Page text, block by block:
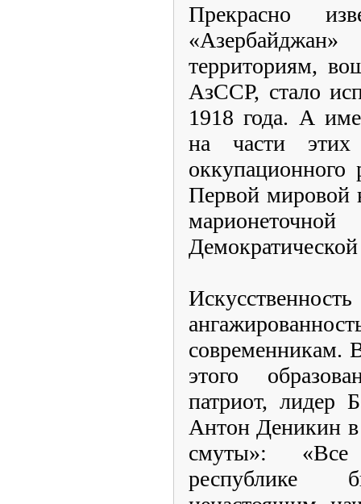
Прекрасно
территориям,
АзССР, стало
1918 года. А
на части этих
Первой мировой
современникам.
этого
патриот, лидер
Антон Деникин в
смуты»: «Все
республике